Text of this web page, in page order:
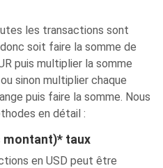
les transactions sont
soit faire la somme de
puis multiplier la somme
sinon multiplier chaque
puis faire la somme. Nous
en détail :
montant)* taux
en USD peut être